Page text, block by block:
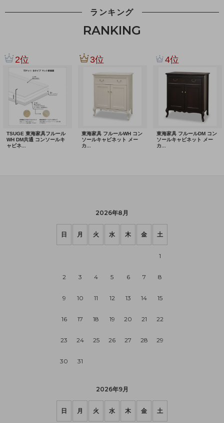
ランキング
RANKING
2026年8月
日 月 火 水 木 金 土
1
2 3 4 5 6 7 8
9 10 11 12 13 14 15
16 17 18 19 20 21 22
23 24 25 26 27 28 29
30 31
2026年9月
日 月 火 水 木 金 土